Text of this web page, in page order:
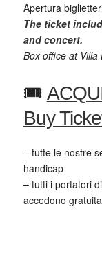
Apertura
The ticket
and concert.
Box office at Villa
🎟️
Buy
– tutte le nostre
handicap
– tutti i portatori
accedono